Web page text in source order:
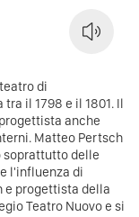
di
il 1798 e il 1801. Il
anche
Matteo Pertsch
soprattutto delle
l'influenza di
e progettista della
Teatro Nuovo e si